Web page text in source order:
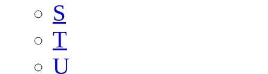
S
T
U